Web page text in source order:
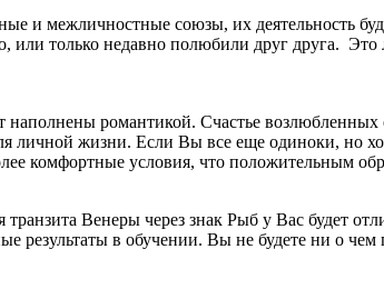
и межличностные союзы, их деятельность
только недавно полюбили друг друга.
романтикой. Счастье возлюбленных
жизни. Если Вы все еще одиноки, но
комфортные условия, что положительным
Венеры через знак Рыб у Вас будет
результаты в обучении. Вы не будете ни о